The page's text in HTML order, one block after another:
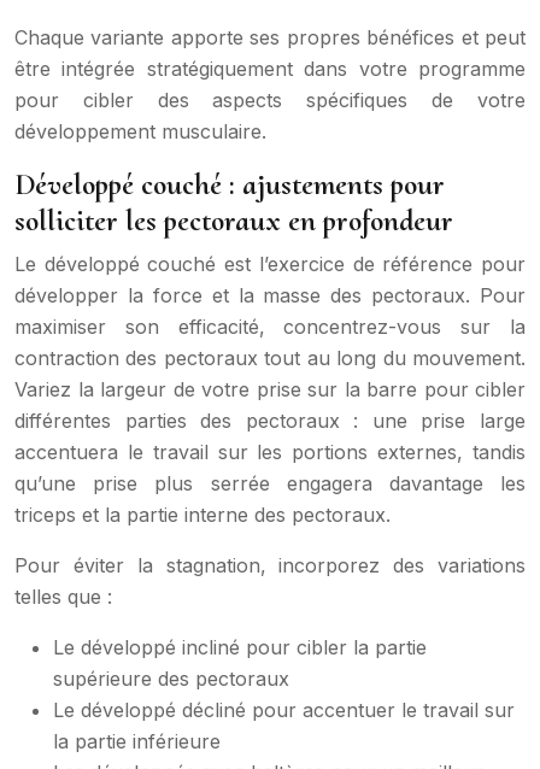
Chaque variante apporte ses propres bénéfices et peut
être intégrée stratégiquement dans votre programme
pour cibler des aspects spécifiques de votre
développement musculaire.
Développé couché : ajustements pour
solliciter les pectoraux en profondeur
Le développé couché est l’exercice de référence pour
développer la force et la masse des pectoraux. Pour
maximiser son efficacité, concentrez-vous sur la
contraction des pectoraux tout au long du mouvement.
Variez la largeur de votre prise sur la barre pour cibler
différentes parties des pectoraux : une prise large
accentuera le travail sur les portions externes, tandis
qu’une prise plus serrée engagera davantage les
triceps et la partie interne des pectoraux.
Pour éviter la stagnation, incorporez des variations
telles que :
Le développé incliné pour cibler la partie
supérieure des pectoraux
Le développé décliné pour accentuer le travail sur
la partie inférieure